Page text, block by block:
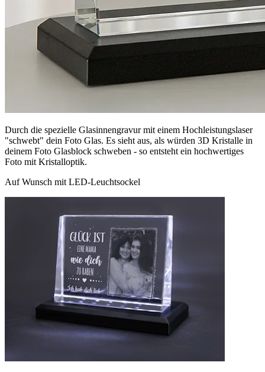
Durch die spezielle Glasinnengravur mit einem Hochleistungslaser
"schwebt" dein Foto Glas. Es sieht aus, als würden 3D Kristalle in
deinem Foto Glasblock schweben - so entsteht ein hochwertiges
Foto mit Kristalloptik.
Auf Wunsch mit LED-Leuchtsockel